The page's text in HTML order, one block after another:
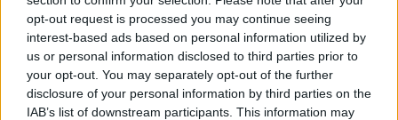
opt-out request is processed you may continue seeing
interest-based ads based on personal information utilized by
us or personal information disclosed to third parties prior to
your opt-out. You may separately opt-out of the further
disclosure of your personal information by third parties on the
IAB’s list of downstream participants. This information may